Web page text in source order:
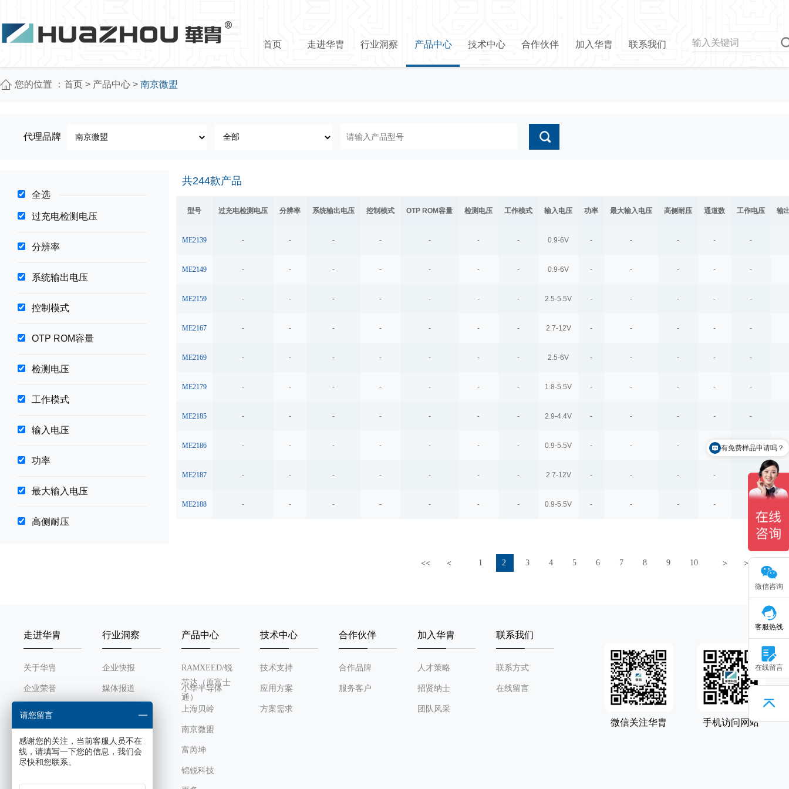
首页 走进华胄 行业洞察 产品中心 技术中心 合作伙伴 加入华胄 联系我们
您的位置 ： 首页 > 产品中心 > 南京微盟
代理品牌
全选
过充电检测电压
分辨率
系统输出电压
控制模式
OTP ROM容量
检测电压
工作模式
输入电压
功率
最大输入电压
高侧耐压
静态电流
最大VCNTL电压
最大充电电流
待机功耗
共244款产品
型号 过充电检测电压 分辨率 系统输出电压 控制模式 OTP ROM容量 检测电压 工作模式 输入电压 功率 最大输入电压 高侧耐压 通道数 工作电压 输
ME2139 - - - - - - - 0.9-6V - - - - -
ME2149 - - - - - - - 0.9-6V - - - - -
ME2159 - - - - - - - 2.5-5.5V - - - - -
ME2167 - - - - - - - 2.7-12V - - - - -
ME2169 - - - - - - - 2.5-6V - - - - -
ME2179 - - - - - - - 1.8-5.5V - - - - -
ME2185 - - - - - - - 2.9-4.4V - - - - -
ME2186 - - - - - - - 0.9-5.5V - - - - -
ME2187 - - - - - - - 2.7-12V - - - - -
ME2188 - - - - - - - 0.9-5.5V - - - -
<< < 1 2 3 4 5 6 7 8 9 10 > >>
走进华胄
关于华胄
企业荣誉
发展历程
组织架构
企业文化
行业洞察
企业快报
媒体报道
产品中心
RAMXEED/锐
芯达（原富士
通）
小华半导体
上海贝岭
南京微盟
富芮坤
锦锐科技
技术中心
技术支持
应用方案
方案需求
合作伙伴
合作品牌
服务客户
加入华胄
人才策略
招贤纳士
团队风采
联系我们
联系方式
在线留言
微信关注华胄 手机访问网站
微信咨询
客服热线
在线留言
有免费样品申请吗？
请您留言
感谢您的关注，当前客服人员不在
线，请填写一下您的信息，我们会
尽快和您联系。